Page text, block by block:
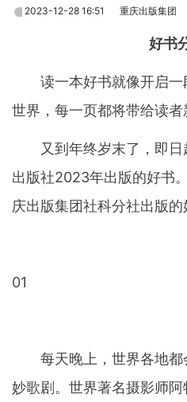
2023-12-28 16:51 重庆出版集团
好书
读一本好书就像开启
世界，每一页都将带给读者
又到年终岁末了，即
出版社2023年出版的好书
庆出版集团社科分社出版的
01
每天晚上，世界各地都
妙歌剧。世界著名摄影师阿